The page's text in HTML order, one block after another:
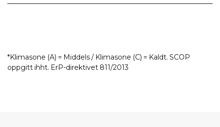
*Klimasone (A) = Middels / Klimasone (C) = Kaldt. SCOP
oppgitt ihht. ErP-direktivet 811/2013